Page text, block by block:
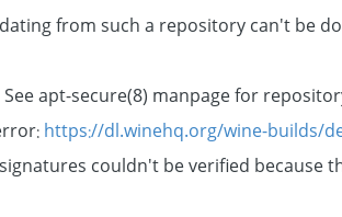
from such a repository can't be
See apt-secure(8) manpage for
https://dl.winehq.org/wine-builds/
signatures couldn't be verified because